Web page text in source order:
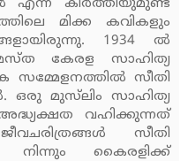
എന്ന കീര്‍ത്തിയുമുണ്ട്
മിക്ക കവികളും
1934 ല്‍
കേരള സാഹിത്യ
സമ്മേളനത്തില്‍ സീതി
ഒരു മുസ്‌ലിം സാഹിത്യ
വഹിക്കുന്നത്
സീതി
നിന്നും കൈരളിക്ക്